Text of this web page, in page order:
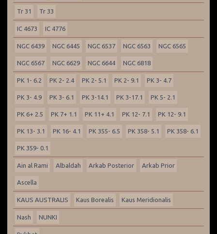
Tr 31 Tr 33
IC 4673 IC 4776
NGC 6439 NGC 6445 NGC 6537 NGC 6563 NGC 6565
NGC 6567 NGC 6629 NGC 6644 NGC 6818
PK 1- 6.2 PK 2- 2.4 PK 2- 5.1 PK 2- 9.1 PK 3- 4.7
PK 3- 4.9 PK 3- 6.1 PK 3-14.1 PK 3-17.1 PK 5- 2.1
PK 6+ 2.5 PK 7+ 1.1 PK 11+ 4.1 PK 12- 7.1 PK 12- 9.1
PK 13- 3.1 PK 16- 4.1 PK 355- 6.5 PK 358- 5.1 PK 358- 6.1
PK 359- 0.1
Ain al Rami Albaldah Arkab Posterior Arkab Prior
Ascella
KAUS AUSTRALIS Kaus Borealis Kaus Meridionalis
Nash NUNKI